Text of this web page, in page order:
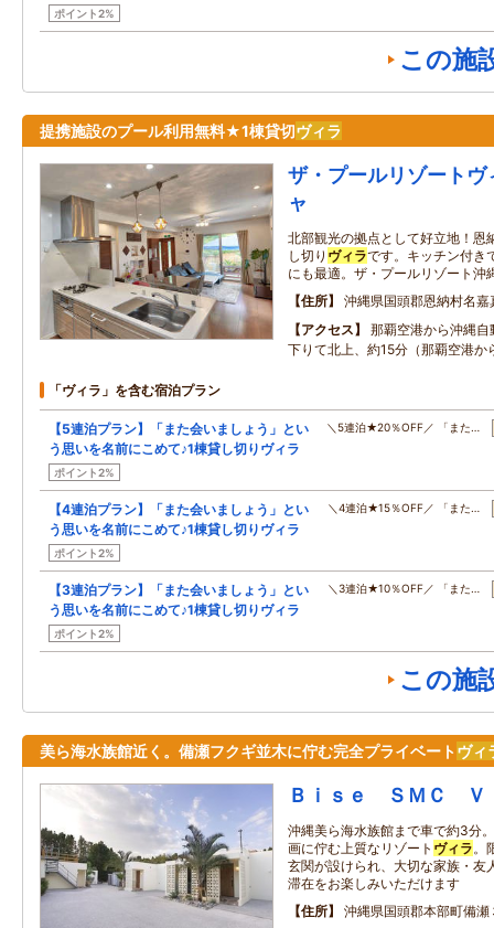
ポイント2%
この施
提携施設のプール利用無料★1棟貸切ヴィラ
ザ・プールリゾートヴ
ャ
北部観光の拠点として好立地！恩
し切り ヴィラです。キッチン付き
にも最適。ザ・プールリゾート沖
住所
沖縄県国頭郡恩納村名
アクセス
那覇空港から沖縄
下りて北上、約15分（那覇空港か
「ヴィラ」を含む宿泊プラン
【5連泊プラン】「また会いましょう」とい
う思いを名前にこめて♪1棟貸し切りヴィラ
ポイント2%
＼5連泊★20％OFF／ 「また…
【4連泊プラン】「また会いましょう」とい
う思いを名前にこめて♪1棟貸し切りヴィラ
ポイント2%
＼4連泊★15％OFF／ 「また…
【3連泊プラン】「また会いましょう」とい
う思いを名前にこめて♪1棟貸し切りヴィラ
ポイント2%
＼3連泊★10％OFF／ 「また…
この施
美ら海水族館近く。備瀬フクギ並木に佇む完全プライベートヴィ
Ｂｉｓｅ ＳＭＣ Ｖ
沖縄美ら海水族館まで車で約3分
画に佇む上質なリゾート ヴィラ。
玄関が設けられ、大切な家族・友
滞在をお楽しみいただけます
住所
沖縄県国頭郡本部町備